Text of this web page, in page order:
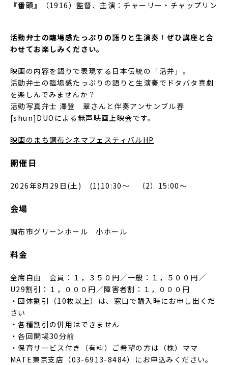
『番頭』 （1916）監督、主演：チャーリー・チャップリン
活動弁士の臨場感たっぷりの語りと生演奏 ！ぜひ講座と合
わせてお楽しみください。
映画の内容を語りで表現する日本伝統の「活弁」。
活動弁士の臨場感たっぷりの語りと生演奏でドタバタ喜劇
を楽しんでみませんか？
活動写真弁士 澤登 翠さんと伴奏アンサンブル春
[shun]DUOによる無声映画上映会です。
映画のまち調布シネマフェスティバルHP
開催日
2026年8月29日(土) (1)10:30～ （2）15:00～
会場
調布市グリーンホール 小ホール
料金
全席自由 会員：１，３５０円／一般：１，５００円／
U29割引：１，０００円／障害者割：１，０００円
・団体割引（10枚以上）は、窓口で購入時にお申し出くだ
さい
・各種割引の併用はできません
・各回開場30分前
・保育サービス付き（有料）ご希望の方は（株）ママ
MATE東京支店（03-6913-8484）にお申込みください。